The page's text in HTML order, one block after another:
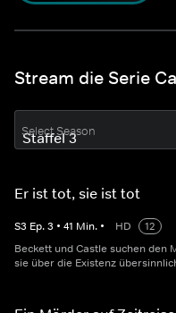
Stream die Serie
Select Season
Er ist tot, sie ist tot
S3 Ep.3 • 41 Min. • HD
12
Beckett und Castle suchen den
sie über die Existenz